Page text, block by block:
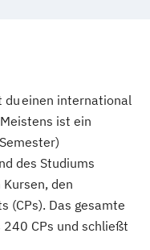
du einen international
ist ein
des Studiums
den
(CPs). Das gesamte
CPs und schließt